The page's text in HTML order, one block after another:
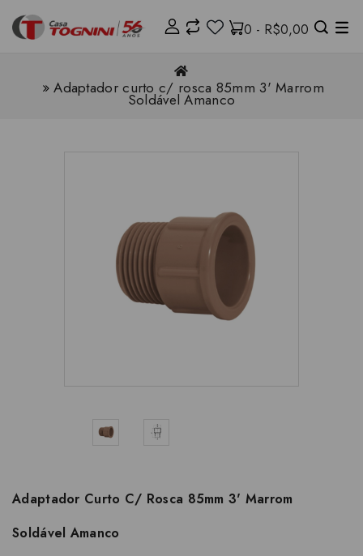
0 - R$0,00
Adaptador curto c/ rosca 85mm 3' Marrom
Soldável Amanco
Adaptador Curto C/ Rosca 85mm 3' Marrom
Soldável Amanco